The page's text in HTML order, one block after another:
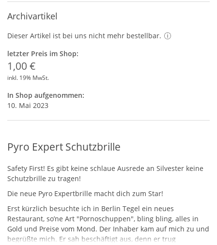
Archivartikel
Dieser Artikel ist bei uns nicht mehr bestellbar.
letzter Preis im Shop:
1,00 €
inkl. 19% MwSt.
In Shop aufgenommen:
10. Mai 2023
Pyro Expert Schutzbrille
Safety First! Es gibt keine schlaue Ausrede an Silvester keine
Schutzbrille zu tragen!
Die neue Pyro Expertbrille macht dich zum Star!
Erst kürzlich besuchte ich in Berlin Tegel ein neues
Restaurant, so’ne Art "Pornoschuppen", bling bling, alles in
Gold und Preise vom Mond. Der Inhaber kam auf mich zu und
begrüßte mich. Er sah beschäftigt aus, denn er trug